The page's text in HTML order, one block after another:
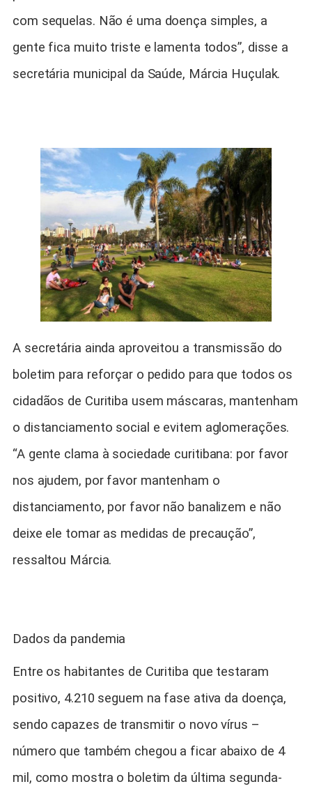
com sequelas. Não é uma doença simples, a
gente fica muito triste e lamenta todos”, disse a
secretária municipal da Saúde, Márcia Huçulak.
A secretária ainda aproveitou a transmissão do
boletim para reforçar o pedido para que todos os
cidadãos de Curitiba usem máscaras, mantenham
o distanciamento social e evitem aglomerações.
“A gente clama à sociedade curitibana: por favor
nos ajudem, por favor mantenham o
distanciamento, por favor não banalizem e não
deixe ele tomar as medidas de precaução”,
ressaltou Márcia.
Dados da pandemia
Entre os habitantes de Curitiba que testaram
positivo, 4.210 seguem na fase ativa da doença,
sendo capazes de transmitir o novo vírus –
número que também chegou a ficar abaixo de 4
mil, como mostra o boletim da última segunda-